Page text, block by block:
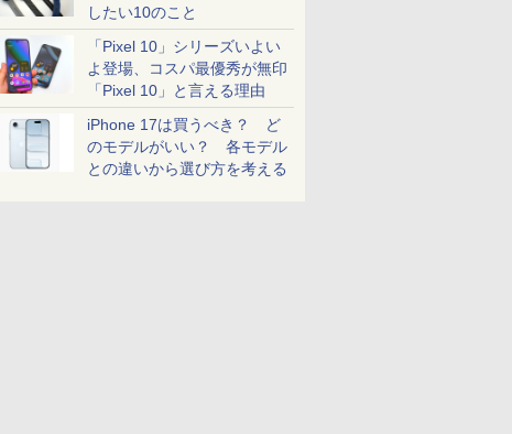
したい10のこと
「Pixel 10」シリーズいよい
よ登場、コスパ最優秀が無印
「Pixel 10」と言える理由
iPhone 17は買うべき？ ど
のモデルがいい？ 各モデル
との違いから選び方を考える